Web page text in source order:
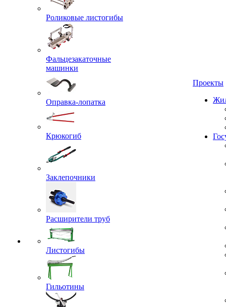
Роликовые листогибы
Фальцезакаточные
машинки
Оправка-лопатка
Крюкогиб
Заклепочники
Расширители труб
Листогибы
Гильотины